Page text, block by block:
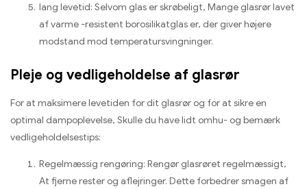
lang levetid: Selvom glas er skrøbeligt, Mange glasrør lavet
af varme -resistent borosilikatglas er, der giver højere
modstand mod temperatursvingninger.
Pleje og vedligeholdelse af glasrør
For at maksimere levetiden for dit glasrør og for at sikre en
optimal dampoplevelse, Skulle du have lidt omhu- og bemærk
vedligeholdelsestips:
Regelmæssig rengøring: Rengør glasrøret regelmæssigt,
At fjerne rester og aflejringer. Dette forbedrer smagen af ​​